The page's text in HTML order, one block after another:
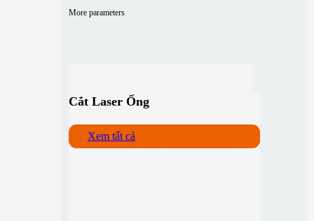
More parameters
Cắt Laser Ống
Xem tất cả